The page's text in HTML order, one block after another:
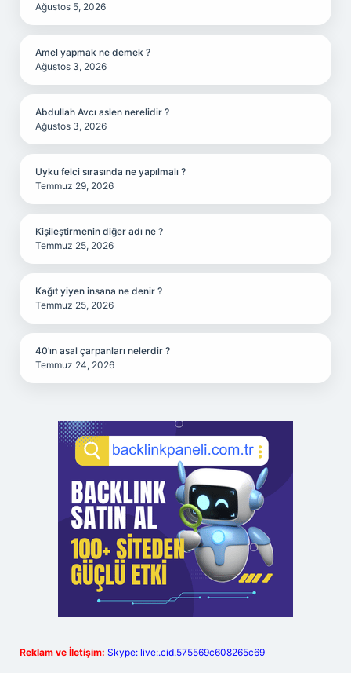
Ağustos 5, 2026
Amel yapmak ne demek ?
Ağustos 3, 2026
Abdullah Avcı aslen nerelidir ?
Ağustos 3, 2026
Uyku felci sırasında ne yapılmalı ?
Temmuz 29, 2026
Kişileştirmenin diğer adı ne ?
Temmuz 25, 2026
Kağıt yiyen insana ne denir ?
Temmuz 25, 2026
40’ın asal çarpanları nelerdir ?
Temmuz 24, 2026
Reklam ve İletişim: Skype: live:.cid.575569c608265c69